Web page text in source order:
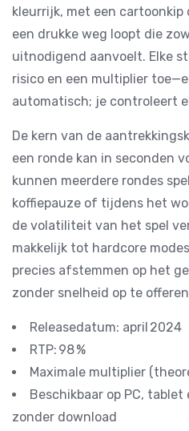
kleurrijk, met een
een drukke weg loopt die
uitnodigend aanvoelt. Elke
risico en een multiplier
automatisch; je controleert
De kern van de
een ronde kan in seconden
kunnen meerdere rondes
koffiepauze of tijdens het
de volatiliteit van het spel
makkelijk tot hardcore
precies afstemmen op het
zonder snelheid op te
Releasedatum: april 2024
RTP: 98 %
Maximale multiplier
Beschikbaar op PC,
zonder download